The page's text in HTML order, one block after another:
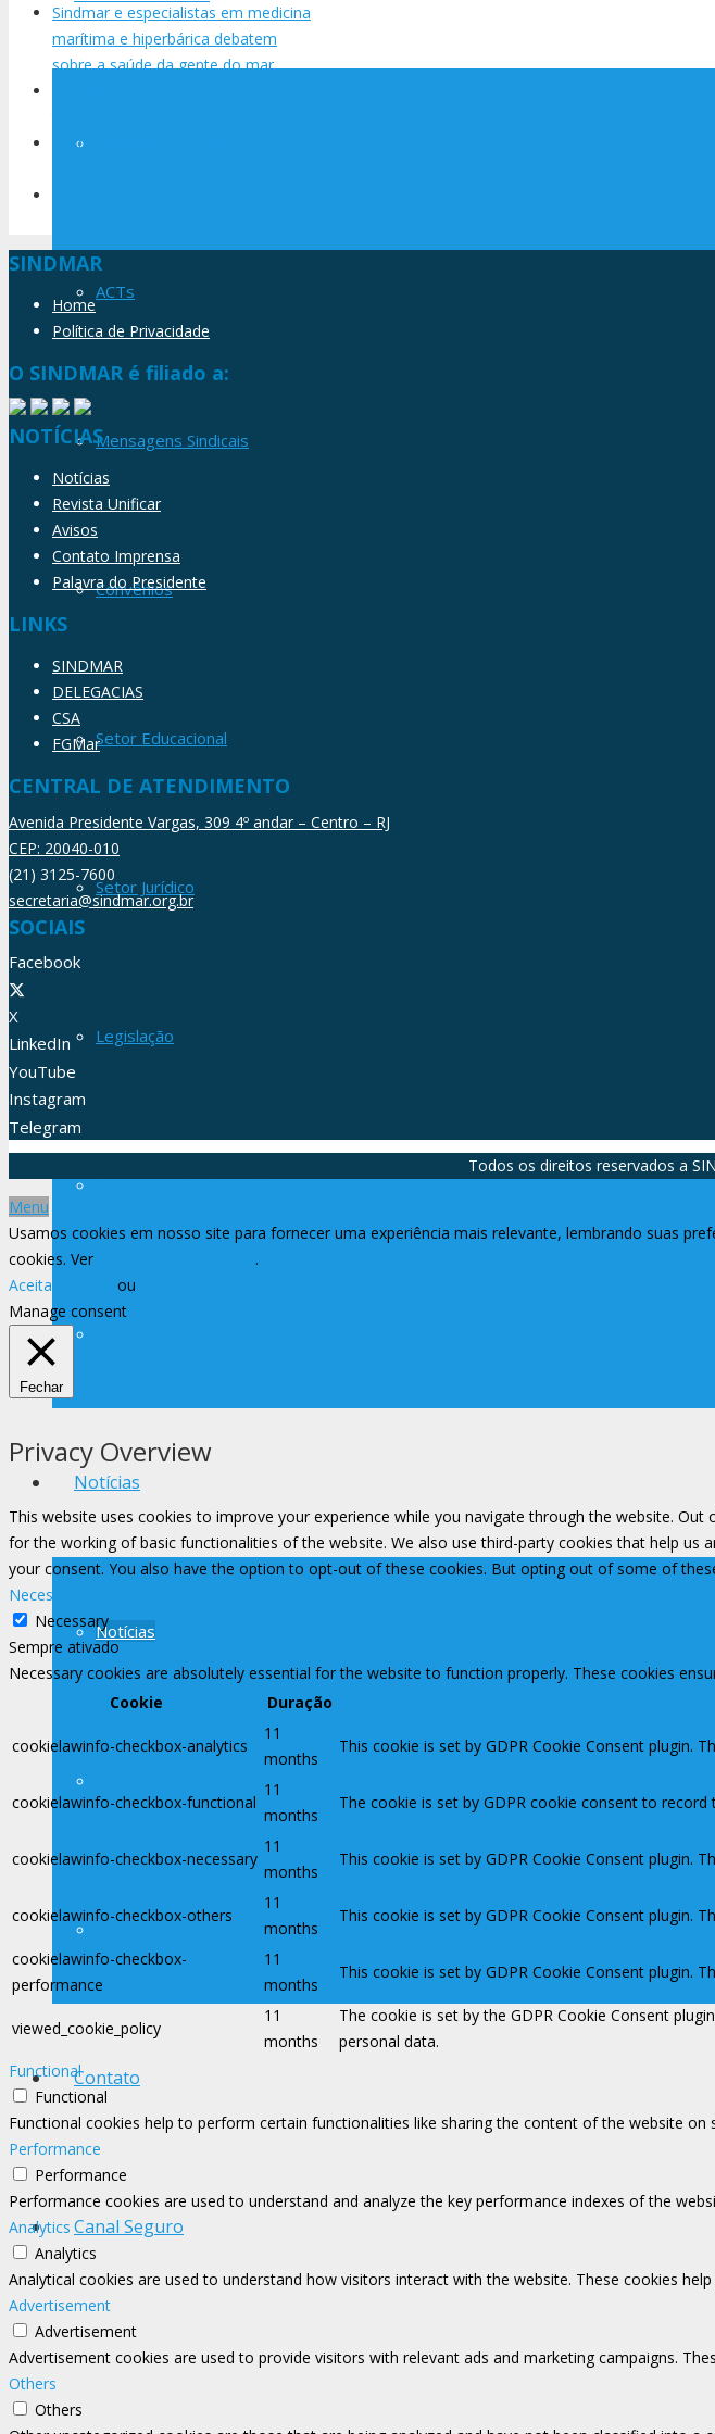
ACTs
Mensagens Sindicais
Convênios
Setor Educacional
Setor Jurídico
Legislação
Assessoria de Previdência
Notícias
Notícias
Contato
Canal Seguro
Sindmar e especialistas em medicina
marítima e hiperbárica debatem
sobre a saúde da gente do mar
Hornbeck prepara eleições para a
SINDMAR
Home
Política de Privacidade
O SINDMAR é filiado a:
NOTÍCIAS
Notícias
Revista Unificar
Avisos
Contato Imprensa
Palavra do Presidente
LINKS
SINDMAR
DELEGACIAS
CSA
FGMar
CENTRAL DE ATENDIMENTO
Avenida Presidente Vargas, 309 4º andar – Centro – RJ
CEP: 20040-010
(21) 3125-7600
secretaria@sindmar.org.br
SOCIAIS
Facebook
X
LinkedIn
YouTube
Instagram
Telegram
Todos os direitos reservados a
Menu
Usamos cookies em nosso site para fornecer uma experiência mais relevante, lembrando suas
cookies. Ver
.
Aceitar Todos
ou
Manage consent
Fechar
Privacy Overview
This website uses cookies to improve your experience while you navigate through the website.
for the working of basic functionalities of the website. We also use third-party cookies that help
your consent. You also have the option to opt-out of these cookies. But opting out of some of
Necessary
Necessary
Sempre ativado
Necessary cookies are absolutely essential for the website to function properly. These cookies
Cookie
Duração
cookielawinfo-checkbox-analytics
11
months
This cookie is set by GDPR Cookie Consent plugin.
cookielawinfo-checkbox-functional
11
months
The cookie is set by GDPR cookie consent to
cookielawinfo-checkbox-necessary
11
months
This cookie is set by GDPR Cookie Consent plugin.
cookielawinfo-checkbox-others
11
months
This cookie is set by GDPR Cookie Consent plugin.
cookielawinfo-checkbox-
performance
11
months
This cookie is set by GDPR Cookie Consent plugin.
viewed_cookie_policy
11
months
The cookie is set by the GDPR Cookie Consent
personal data.
Functional
Functional
Functional cookies help to perform certain functionalities like sharing the content of the website
Performance
Performance
Performance cookies are used to understand and analyze the key performance indexes of the
Analytics
Analytics
Analytical cookies are used to understand how visitors interact with the website. These cookies
Advertisement
Advertisement
Advertisement cookies are used to provide visitors with relevant ads and marketing campaigns.
Others
Others